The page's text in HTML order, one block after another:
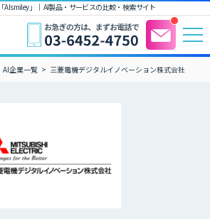
AIsmiley」｜ AI製品・サービスの比較・検索サイト
AI企業一覧 三菱電機デジタルイノベーション株式会社